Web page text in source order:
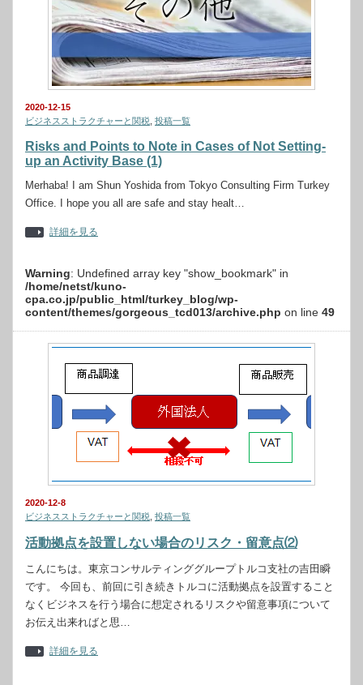
2020-12-15
ビジネスストラクチャーと関税 投稿一覧
Risks and Points to Note in Cases of Not Setting-
up an Activity Base (1)
Merhaba! I am Shun Yoshida from Tokyo Consulting Firm Turkey
Office. I hope you all are safe and stay healt…
詳細を見る
Warning: Undefined array key "show_bookmark" in
/home/netst/kuno-
cpa.co.jp/public_html/turkey_blog/wp-
content/themes/gorgeous_tcd013/archive.php on line 49
2020-12-8
ビジネスストラクチャーと関税 投稿一覧
活動拠点を設置しない場合のリスク・留意点⑵
こんにちは。東京コンサルティンググループトルコ支社の吉田瞬
です。 今回も、前回に引き続きトルコに活動拠点を設置すること
なくビジネスを行う場合に想定されるリスクや留意事項について
お伝え出来ればと思…
詳細を見る